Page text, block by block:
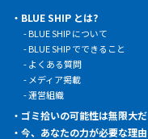
BLUE SHIP とは?
BLUE SHIP について
BLUE SHIP でできること
よくある質問
メディア掲載
運営組織
ゴミ拾いの可能性は無限大だ
今、あなたの力が必要な理由